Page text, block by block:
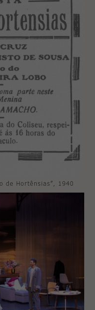
de Hortênsias”, 1940